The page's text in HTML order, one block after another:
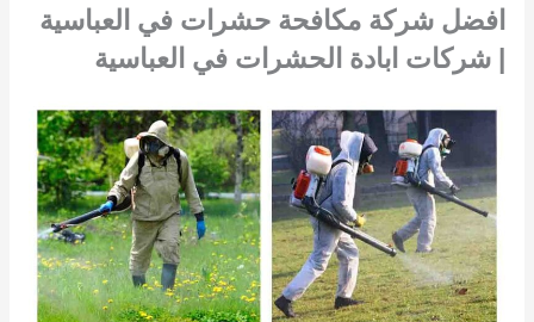
افضل شركة مكافحة حشرات في العباسية
| شركات ابادة الحشرات في العباسية